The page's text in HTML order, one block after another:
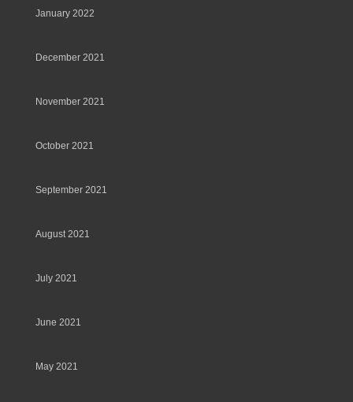
January 2022
December 2021
November 2021
October 2021
September 2021
August 2021
July 2021
June 2021
May 2021